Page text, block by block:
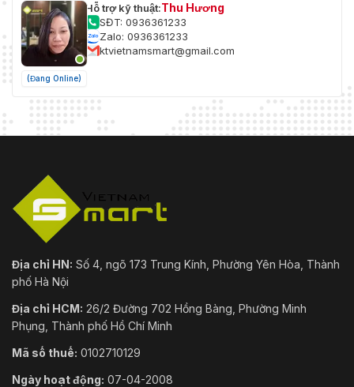
(Đang Online)
Hỗ trợ kỹ thuật:Thu Hương
SĐT: 0936361233
Zalo: 0936361233
ktvietnamsmart@gmail.com
Địa chỉ HN: Số 4, ngõ 173 Trung Kính, Phường Yên Hòa, Thành
phố Hà Nội
Địa chỉ HCM: 26/2 Đường 702 Hồng Bàng, Phường Minh
Phụng, Thành phố Hồ Chí Minh
Mã số thuế: 0102710129
Ngày hoạt động: 07-04-2008